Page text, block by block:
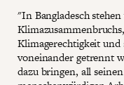
"In Bangladesch
Klimagerechtigkeit
voneinander getrennt
dazu bringen, all